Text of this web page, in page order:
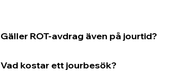
Gäller ROT-avdrag även på jourtid?
Vad kostar ett jourbesök?